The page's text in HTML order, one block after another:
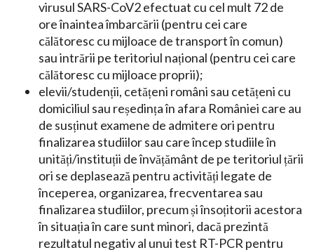
virusul SARS-CoV2 efectuat cu cel mult 72 de
ore înaintea îmbarcării (pentru cei care
călătoresc cu mijloace de transport în comun)
sau intrării pe teritoriul național (pentru cei care
călătoresc cu mijloace proprii);
elevii/studenții, cetățeni români sau cetățeni cu
domiciliul sau reședința în afara României care au
de susținut examene de admitere ori pentru
finalizarea studiilor sau care încep studiile în
unități/instituții de învățământ de pe teritoriul țării
ori se deplasează pentru activități legate de
începerea, organizarea, frecventarea sau
finalizarea studiilor, precum și însoțitorii acestora
în situația în care sunt minori, dacă prezintă
rezultatul negativ al unui test RT-PCR pentru